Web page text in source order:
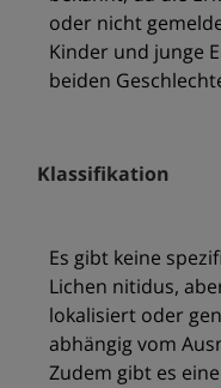
oder nicht
Kinder und junge
beiden
Klassifikation
Es gibt keine
Lichen nitidus,
lokalisiert oder
abhängig vom
Zudem gibt es